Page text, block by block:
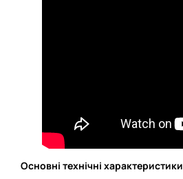
Основні технічні характеристики